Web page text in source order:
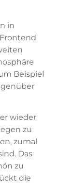
in
Beispiel
wieder
zu
zumal
Das
zu
die